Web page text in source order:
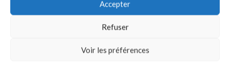
Accepter
Refuser
Voir les préférences
Elle s’engage en particulier à n’entreprendre aucune action de
nature à compromettre le développement physique, affectif,